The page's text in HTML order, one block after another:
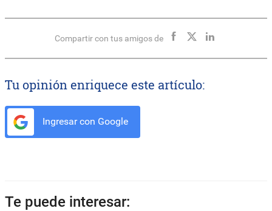
Compartir con tus amigos de
Tu opinión enriquece este artículo:
Ingresar con Google
Te puede interesar: